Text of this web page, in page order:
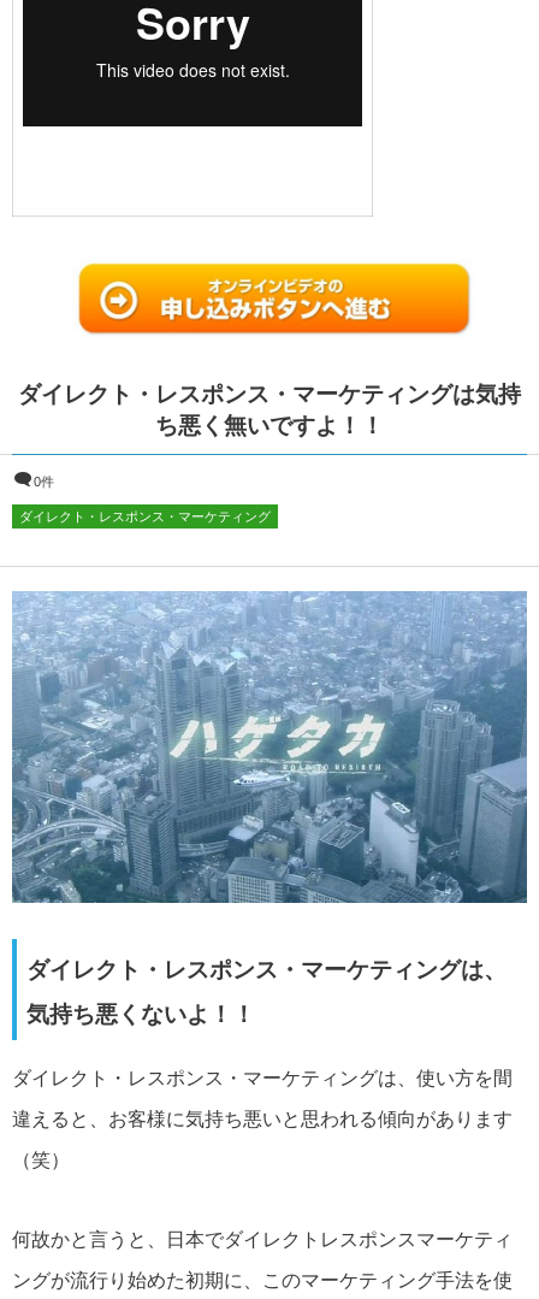
ダイレクト・レスポンス・マーケティングは気持
ち悪く無いですよ！！
0件
ダイレクト・レスポンス・マーケティング
ダイレクト・レスポンス・マーケティングは、
気持ち悪くないよ！！
ダイレクト・レスポンス・マーケティングは、使い方を間
違えると、お客様に気持ち悪いと思われる傾向があります
（笑）
何故かと言うと、日本でダイレクトレスポンスマーケティ
ングが流行り始めた初期に、このマーケティング手法を使